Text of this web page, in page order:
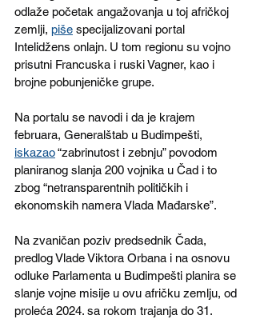
odlaže početak angažovanja u toj afričkoj
zemlji, piše specijalizovani portal
Intelidžens onlajn. U tom regionu su vojno
prisutni Francuska i ruski Vagner, kao i
brojne pobunjeničke grupe.
Na portalu se navodi i da je krajem
februara, Generalštab u Budimpešti,
iskazao “zabrinutost i zebnju” povodom
planiranog slanja 200 vojnika u Čad i to
zbog “netransparentnih političkih i
ekonomskih namera Vlada Mađarske”.
Na zvaničan poziv predsednik Čada,
predlog Vlade Viktora Orbana i na osnovu
odluke Parlamenta u Budimpešti planira se
slanje vojne misije u ovu afričku zemlju, od
proleća 2024. sa rokom trajanja do 31.